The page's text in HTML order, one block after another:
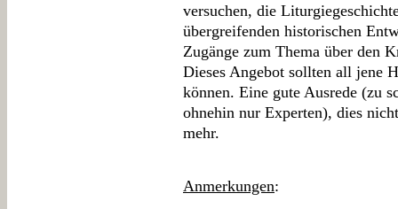
versuchen, die
übergreifenden historischen
Zugänge zum Thema über den
Dieses Angebot sollten all jene
können. Eine gute Ausrede (zu
ohnehin nur Experten), dies
mehr.
Anmerkungen: